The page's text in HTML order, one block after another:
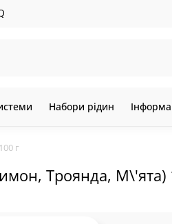
Набори рідин
г
Троянда, М\'ята)